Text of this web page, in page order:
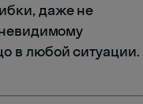
даже не
в любой ситуации.